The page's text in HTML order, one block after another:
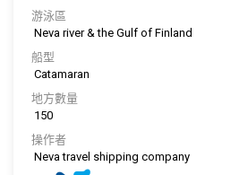
游泳區
Neva river & the Gulf of Finland
船型
Catamaran
地方數量
150
操作者
Neva travel shipping company